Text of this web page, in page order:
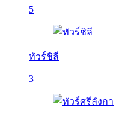
5
ทัวร์ชิลี
3